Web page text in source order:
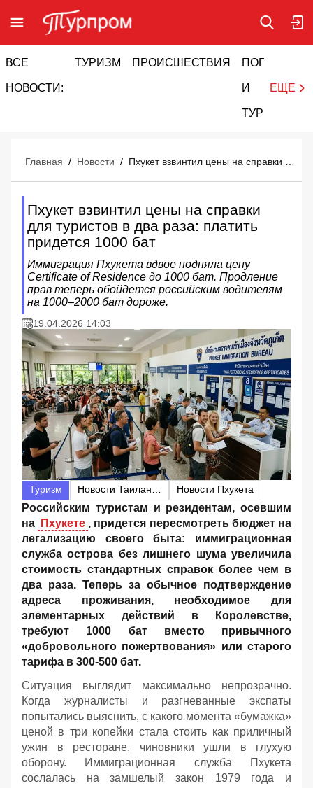
ВСЕ
НОВОСТИ:
ТУРИЗМ ПРОИСШЕСТВИЯ ПОГОДА
И
ТУРИЗМ
ЕЩЕ
Главная / Новости /
Пхукет взвинтил цены на справки
для туристов в два раза: платить
придется 1000 бат
Иммиграция Пхукета вдвое подняла цену
Certificate of Residence до 1000 бат. Продление
прав теперь обойдется российским водителям
на 1000–2000 бат дороже.
19.04.2026 14:03
Туризм Новости Пхукета
Российским туристам и резидентам, осевшим
на
Пхукете , придется пересмотреть бюджет на
легализацию своего быта: иммиграционная
служба острова без лишнего шума увеличила
стоимость стандартных справок более чем в
два раза. Теперь за обычное подтверждение
адреса проживания, необходимое для
элементарных действий в Королевстве,
требуют 1000 бат вместо привычного
«добровольного пожертвования» или старого
тарифа в 300-500 бат.
Ситуация выглядит максимально непрозрачно.
Когда журналисты и разгневанные экспаты
попытались выяснить, с какого момента «бумажка»
ценой в три копейки стала стоить как приличный
ужин в ресторане, чиновники ушли в глухую
оборону. Иммиграционная служба Пхукета
сослалась на замшелый закон 1979 года и